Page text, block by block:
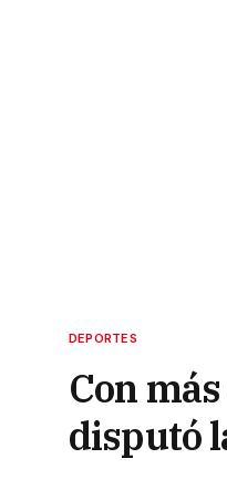
DEPORTES
Con
disputó